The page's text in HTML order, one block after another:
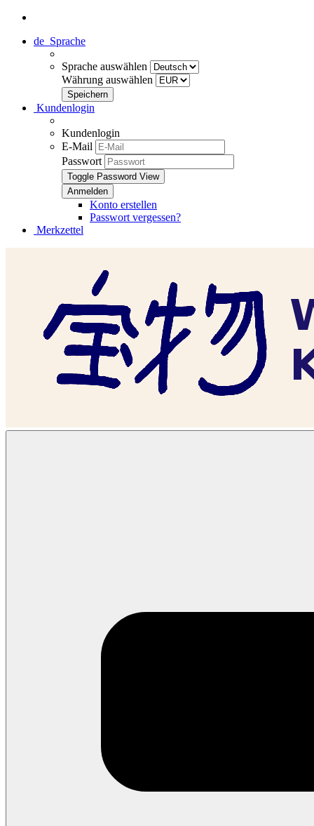
de Sprache
Sprache auswählen
Währung auswählen
Kundenlogin
Kundenlogin
E-Mail
Passwort
Toggle Password View
Konto erstellen
Passwort vergessen?
Merkzettel